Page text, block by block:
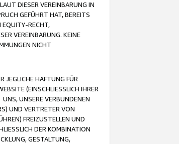
DIESER VEREINBARUNG IN
GEFÜHRT HAT, BEREITS
EQUITY-RECHT,
VEREINBARUNG. KEINE
NICHT
JEGLICHE HAFTUNG FÜR
(EINSCHLIESSLICH IHRER
UNSERE VERBUNDENEN
UND VERTRETER VON
FREIZUSTELLEN UND
DER KOMBINATION
GESTALTUNG,